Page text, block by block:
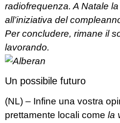
radiofrequenza. A Natale
all’iniziativa del
Per concludere, rimane il
lavorando.
Un possibile futuro
(NL) – Infine una vostra
prettamente locali come la